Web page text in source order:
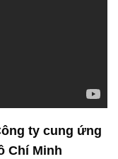
ty cung ứng
Chí Minh